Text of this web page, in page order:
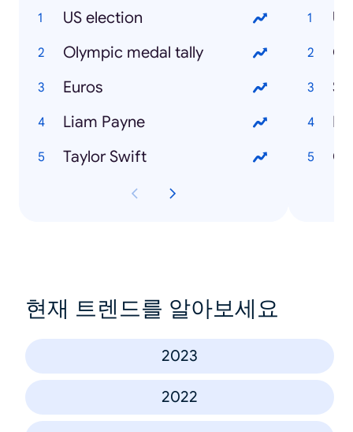
US election
Olympic medal tally
Euros
Liam Payne
Taylor Swift
현재 트렌드를 알아보세요
2023
2022